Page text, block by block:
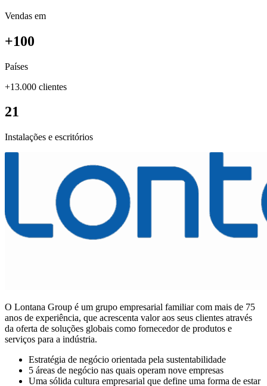
Vendas em
+100
Países
+13.000 clientes
21
Instalações e escritórios
O Lontana Group é um grupo empresarial familiar com mais de 75
anos de experiência, que acrescenta valor aos seus clientes através
da oferta de soluções globais como fornecedor de produtos e
serviços para a indústria.
Estratégia de negócio orientada pela sustentabilidade
5 áreas de negócio nas quais operam nove empresas
Uma sólida cultura empresarial que define uma forma de estar